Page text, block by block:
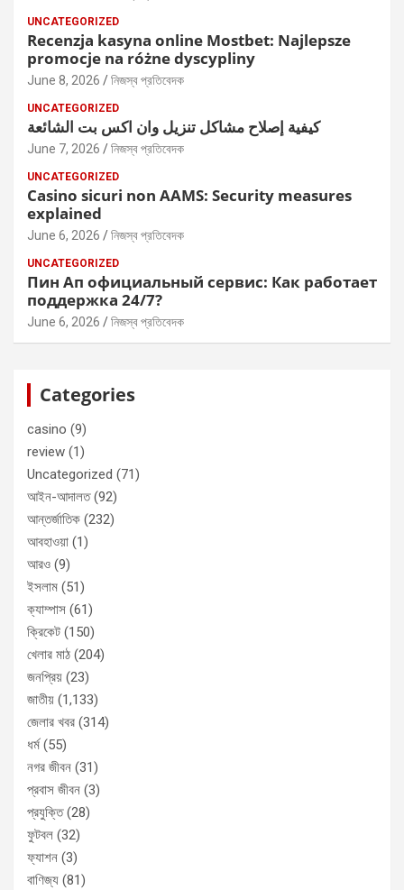
UNCATEGORIZED
Recenzja kasyna online Mostbet: Najlepsze
promocje na różne dyscypliny
June 8, 2026 নিজস্ব প্রতিবেদক
UNCATEGORIZED
كيفية إصلاح مشاكل تنزيل وان اكس بت الشائعة
June 7, 2026 নিজস্ব প্রতিবেদক
UNCATEGORIZED
Casino sicuri non AAMS: Security measures
explained
June 6, 2026 নিজস্ব প্রতিবেদক
UNCATEGORIZED
Пин Ап официальный сервис: Как работает
поддержка 24/7?
June 6, 2026 নিজস্ব প্রতিবেদক
Categories
casino (9)
review (1)
Uncategorized (71)
আইন-আদালত(92)
আন্তর্জাতিক (232)
আবহাওয়া (1)
আরও (9)
ইসলাম (51)
ক্যাম্পাস (61)
ক্রিকেট (150)
খেলার মাঠ (204)
জনপ্রিয় (23)
জাতীয় (1,133)
জেলার খবর (314)
ধর্ম(55)
নগর জীবন (31)
প্রবাস জীবন (3)
প্রযুক্তি(28)
ফুটবল (32)
ফ্যাশন (3)
বাণিজ্য (81)